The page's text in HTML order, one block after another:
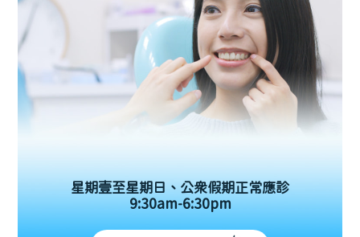
星期壹至星期日、公眾假期正常應診
9:30am-6:30pm